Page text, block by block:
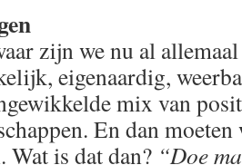
zijn we nu al
eigenaardig,
mix van
En dan moeten
Wat is dat dan? “Doe